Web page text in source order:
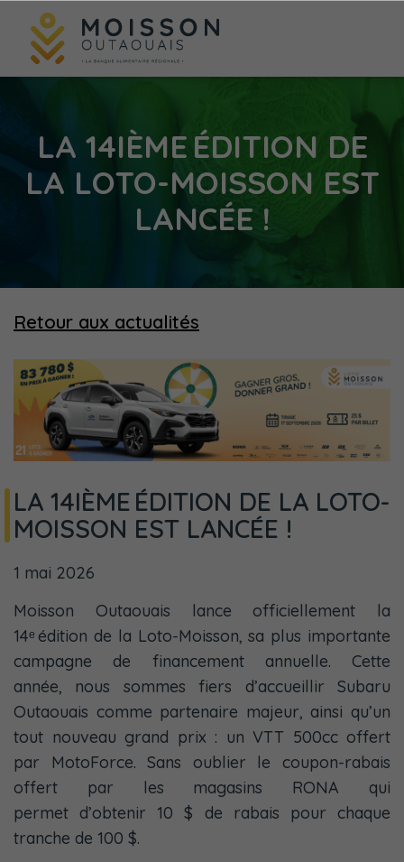
LA 14IÈME ÉDITION DE
LA LOTO-MOISSON EST
LANCÉE !
Retour aux actualités
LA 14IÈME ÉDITION DE LA LOTO-
MOISSON EST LANCÉE !
1 mai 2026
Moisson Outaouais lance officiellement la
14ᵉ édition de la Loto-Moisson, sa plus importante
campagne de financement annuelle. Cette
année, nous sommes fiers d’accueillir Subaru
Outaouais comme partenaire majeur, ainsi qu’un
tout nouveau grand prix : un VTT 500cc offert
par MotoForce. Sans oublier le coupon-rabais
offert par les magasins RONA qui
permet d’obtenir 10 $ de rabais pour chaque
tranche de 100 $.